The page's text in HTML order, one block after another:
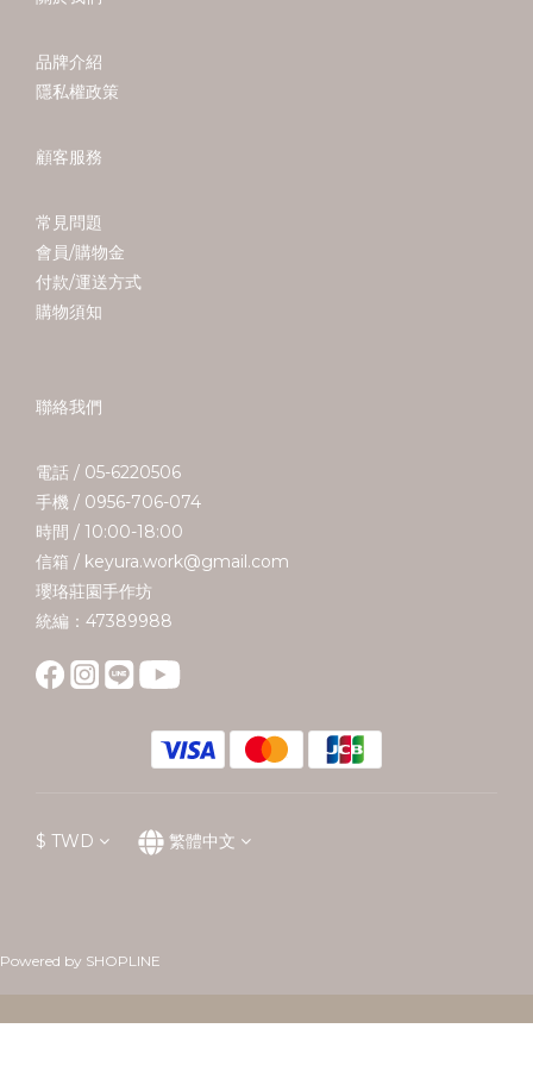
品牌介紹
隱私權政策
顧客服務
常見問題
會員/購物金
付款/運送方式
購物須知
聯絡我們
電話 / 05-6220506
手機 / 0956-706-074
時間 / 10:00-18:00
信箱 / keyura.work@gmail.com
瓔珞莊園手作坊
統編：47389988
$ TWD 繁體中文
Powered by SHOPLINE